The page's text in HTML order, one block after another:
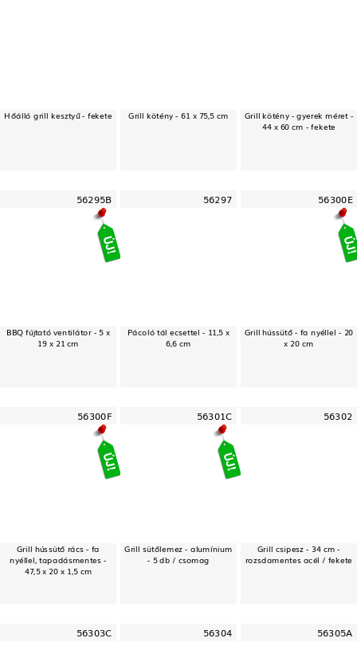
Hőálló grill kesztyű - fekete Grill kötény - 61 x 75,5 cm Grill kötény - gyerek méret -
44 x 60 cm - fekete
56295B
BBQ fújtató ventilátor - 5 x
19 x 21 cm
56297
Pácoló tál ecsettel - 11,5 x
6,6 cm
56300E
Grill hússütő - fa nyéllel - 20
x 20 cm
56300F
Grill hússütő rács - fa
nyéllel, tapadásmentes -
47,5 x 20 x 1,5 cm
56301C
Grill sütőlemez - alumínium
- 5 db / csomag
56302
Grill csipesz - 34 cm -
rozsdamentes acél / fekete
56303C 56304 56305A